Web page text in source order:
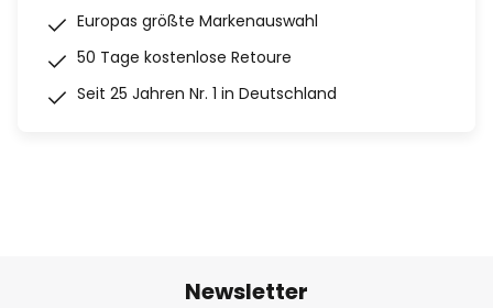
Europas größte Markenauswahl
50 Tage kostenlose Retoure
Seit 25 Jahren Nr. 1 in Deutschland
Newsletter